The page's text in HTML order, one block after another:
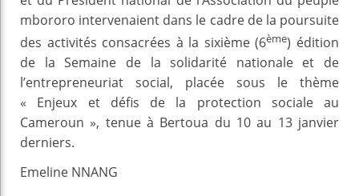
mbororo intervenaient dans le cadre de la poursuite
des activités consacrées à la sixième (6ème) édition
de la Semaine de la solidarité nationale et de
l’entrepreneuriat social, placée sous le thème
« Enjeux et défis de la protection sociale au
Cameroun », tenue à Bertoua du 10 au 13 janvier
derniers.
Emeline NNANG